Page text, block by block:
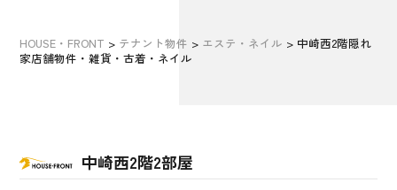
HOUSE・FRONT > テナント物件 > エステ・ネイル > 中崎西2階隠れ
家店舗物件・雑貨・古着・ネイル
中崎西2階2部屋